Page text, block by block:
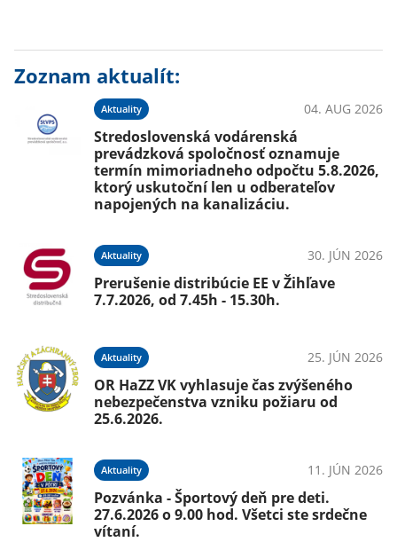
Zoznam aktualít:
Aktuality 04. AUG 2026
Stredoslovenská vodárenská
prevádzková spoločnosť oznamuje
termín mimoriadneho odpočtu 5.8.2026,
ktorý uskutoční len u odberateľov
napojených na kanalizáciu.
Aktuality 30. JÚN 2026
Prerušenie distribúcie EE v Žihľave
7.7.2026, od 7.45h - 15.30h.
Aktuality 25. JÚN 2026
OR HaZZ VK vyhlasuje čas zvýšeného
nebezpečenstva vzniku požiaru od
25.6.2026.
Aktuality 11. JÚN 2026
Pozvánka - Športový deň pre deti.
27.6.2026 o 9.00 hod. Všetci ste srdečne
vítaní.